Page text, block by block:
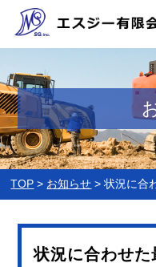
TOP お知らせ 状況に合
状況に合わせ